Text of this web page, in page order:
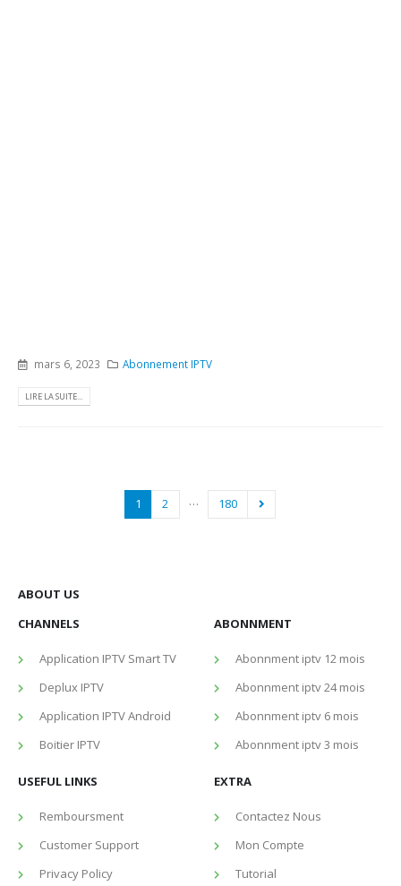
mars 6, 2023 Abonnement IPTV
LIRE LA SUITE...
1 2 … 180
ABOUT US
CHANNELS
Application IPTV Smart TV
Deplux IPTV
Application IPTV Android
Boitier IPTV
ABONNMENT
Abonnment iptv 12 mois
Abonnment iptv 24 mois
Abonnment iptv 6 mois
Abonnment iptv 3 mois
USEFUL LINKS
Remboursment
Customer Support
Privacy Policy
EXTRA
Contactez Nous
Mon Compte
Tutorial